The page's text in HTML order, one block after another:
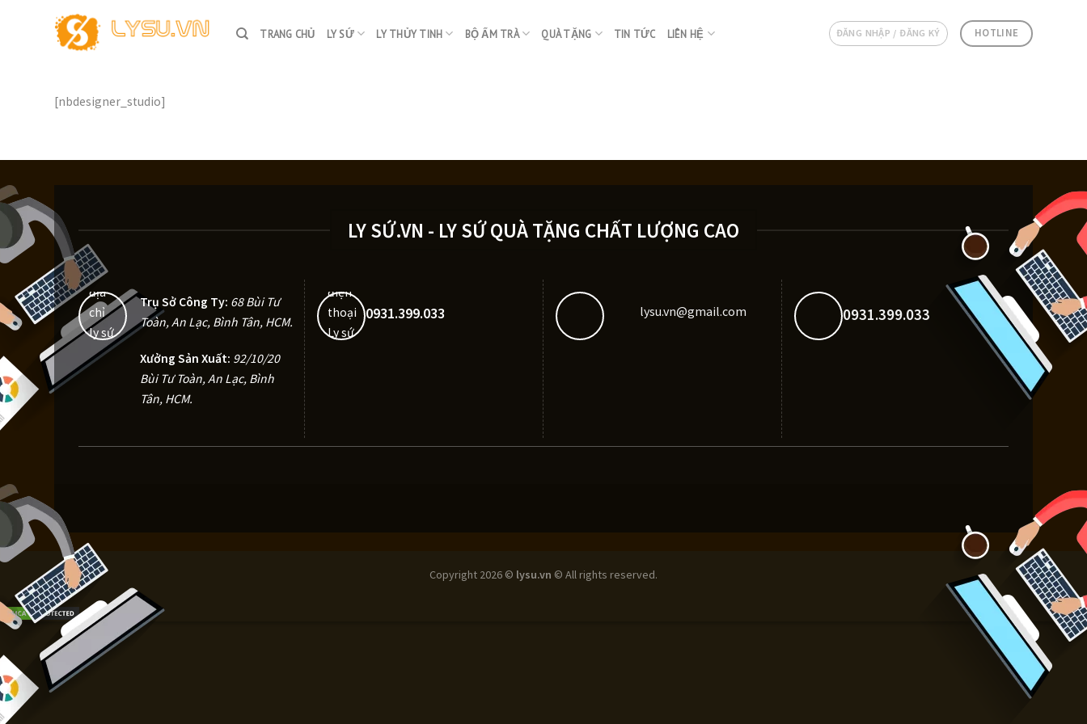
TRANG CHỦ LY SỨ LY THỦY TINH BỘ ẤM TRÀ QUÀ TẶNG TIN TỨC LIÊN HỆ ĐĂNG NHẬP / ĐĂNG KÝ HOTLINE
[nbdesigner_studio]
LY SỨ.VN - LY SỨ QUÀ TẶNG CHẤT LƯỢNG CAO
Trụ Sở Công Ty: 68 Bùi Tư
Toàn, An Lạc, Bình Tân, HCM.
Xưởng Sản Xuất: 92/10/20
Bùi Tư Toàn, An Lạc, Bình
Tân, HCM.
0931.399.033 lysu.vn@gmail.com 0931.399.033
Copyright 2026 © lysu.vn © All rights reserved.
Chọn công nghệ in cho sản phẩm của bạn
Xem cây công nghệ in Vinaly hoặc chọn nhanh theo bề mặt sản phẩm.